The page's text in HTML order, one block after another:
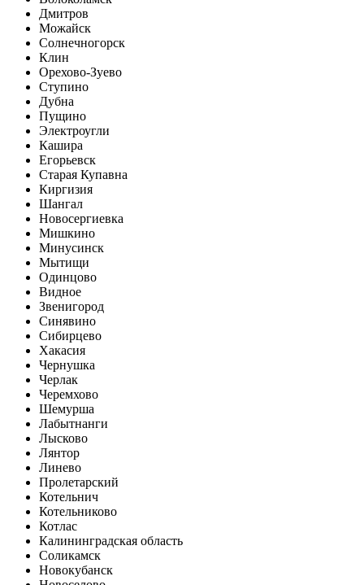
Дмитров
Можайск
Солнечногорск
Клин
Орехово-Зуево
Ступино
Дубна
Пущино
Электроугли
Кашира
Егорьевск
Старая Купавна
Киргизия
Шангал
Новосергиевка
Мишкино
Минусинск
Мытищи
Одинцово
Видное
Звенигород
Синявино
Сибирцево
Хакасия
Чернушка
Черлак
Черемхово
Шемурша
Лабытнанги
Лысково
Лянтор
Линево
Пролетарский
Котельнич
Котельниково
Котлас
Калининградская область
Соликамск
Новокубанск